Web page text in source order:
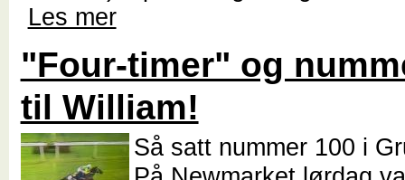
Les mer
"Four-timer" og
til William!
Så satt nummer 100 i